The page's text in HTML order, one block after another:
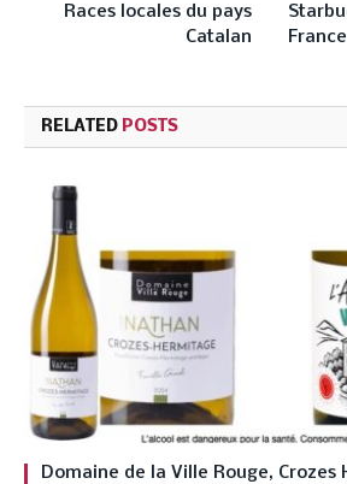
Races locales du pays
Catalan
France
RELATED POSTS
Domaine de la Ville Rouge,